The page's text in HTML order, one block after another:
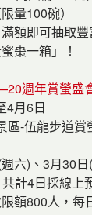
量100碗）
額即可抽取
棗一箱」！
週年賞螢盛
4月6日
區-伍龍步道賞
六)、3月30
計4日採線上
額800人，每